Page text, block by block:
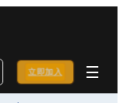
立即加入 ☰